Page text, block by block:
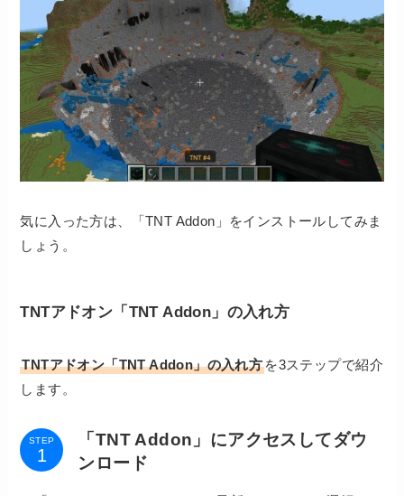
気に入った方は、「TNT Addon」をインストールしてみま
しょう。
TNTアドオン「TNT Addon」の入れ方
TNTアドオン「TNT Addon」の入れ方 を3ステップで紹介
します。
STEP
「TNT Addon」にアクセスしてダウ
ンロード